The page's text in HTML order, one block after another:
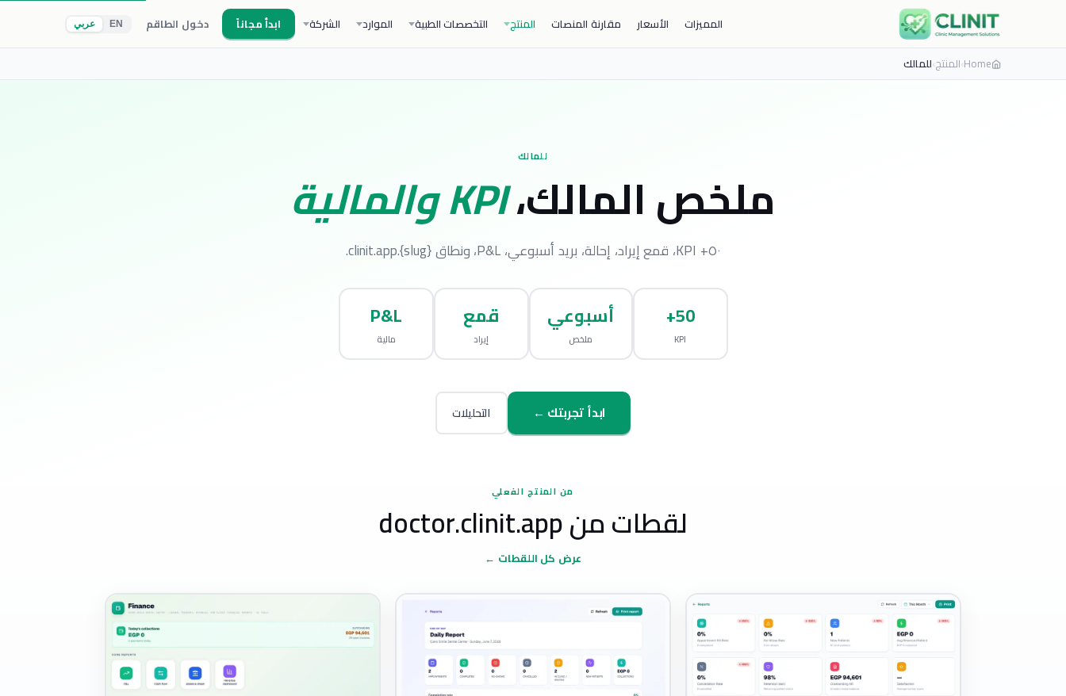
المميزات الأسعار مقارنة المنصات المنتج التخصصات الطبية الموارد الشركة EN عربي دخول الطاقم ابدأ مجاناً
Home
›المنتج›للمالك
للمالك
ملخص المالك،KPI والمالية
٥٠+ KPI، قمع إيراد، إحالة، بريد أسبوعي، P&L، ونطاق {slug}.clinit.app.
50+
KPI
أسبوعي
ملخص
قمع
إيراد
P&L
مالية
ابدأ تجربتك ← التحليلات
من المنتج الفعلي
لقطات من doctor.clinit.app
عرض كل اللقطات ←